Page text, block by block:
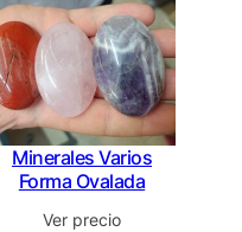
Minerales Varios
Forma Ovalada
Ver precio